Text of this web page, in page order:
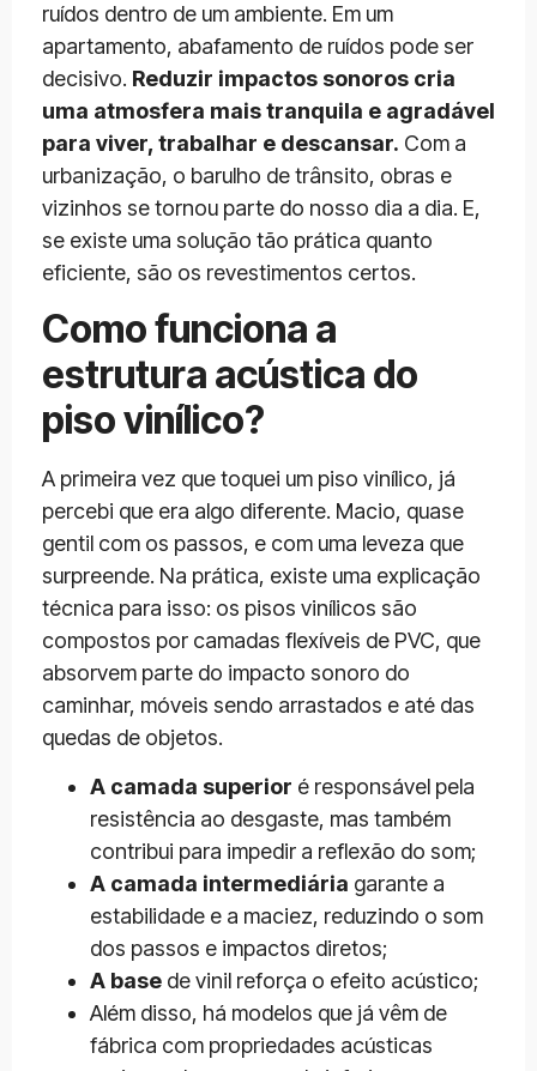
ruídos dentro de um ambiente. Em um
apartamento, abafamento de ruídos pode ser
decisivo. Reduzir impactos sonoros cria
uma atmosfera mais tranquila e agradável
para viver, trabalhar e descansar. Com a
urbanização, o barulho de trânsito, obras e
vizinhos se tornou parte do nosso dia a dia. E,
se existe uma solução tão prática quanto
eficiente, são os revestimentos certos.
Como funciona a
estrutura acústica do
piso vinílico?
A primeira vez que toquei um piso vinílico, já
percebi que era algo diferente. Macio, quase
gentil com os passos, e com uma leveza que
surpreende. Na prática, existe uma explicação
técnica para isso: os pisos vinílicos são
compostos por camadas flexíveis de PVC, que
absorvem parte do impacto sonoro do
caminhar, móveis sendo arrastados e até das
quedas de objetos.
A camada superior é responsável pela
resistência ao desgaste, mas também
contribui para impedir a reflexão do som;
A camada intermediária garante a
estabilidade e a maciez, reduzindo o som
dos passos e impactos diretos;
A base de vinil reforça o efeito acústico;
Além disso, há modelos que já vêm de
fábrica com propriedades acústicas